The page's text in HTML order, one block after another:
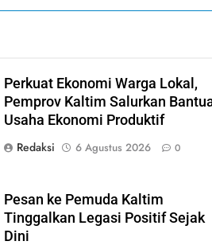
Perkuat Ekonomi Warga Lokal,
Pemprov Kaltim Salurkan
Usaha Ekonomi Produktif
Redaksi
6 Agustus 2026 0
Pesan ke Pemuda Kaltim
Tinggalkan Legasi Positif Sejak
Dini